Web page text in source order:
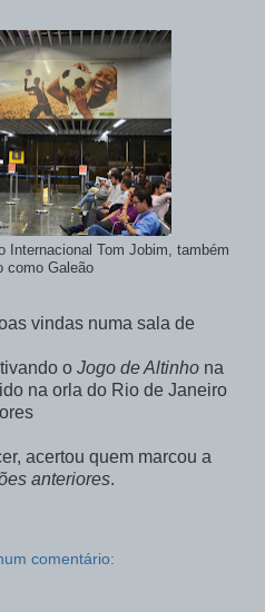
Internacional Tom Jobim, também
como Galeão
vindas numa sala de
o Jogo de Altinho na
na orla do Rio de Janeiro
acertou quem marcou a
anteriores.
comentário: